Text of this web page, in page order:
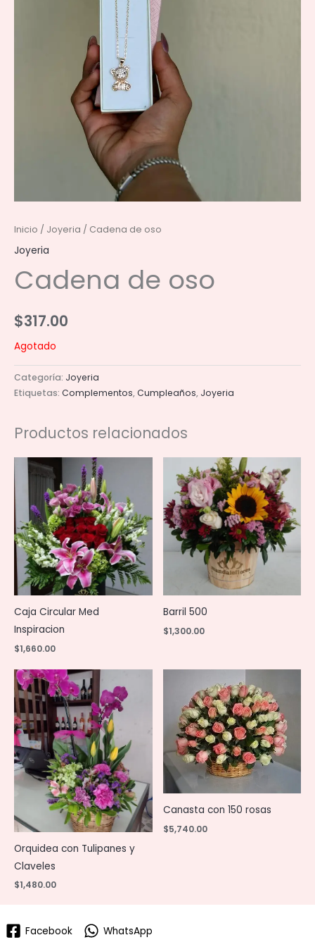
Inicio / Joyeria / Cadena de oso
Joyeria
Cadena de oso
$317.00
Agotado
Categoría: Joyeria
Etiquetas: Complementos,Cumpleaños, Joyeria
Productos relacionados
Caja Circular Med
Inspiracion
$1,660.00
Barril 500
$1,300.00
Orquidea con Tulipanes y
Claveles
$1,480.00
Canasta con 150 rosas
$5,740.00
Facebook WhatsApp